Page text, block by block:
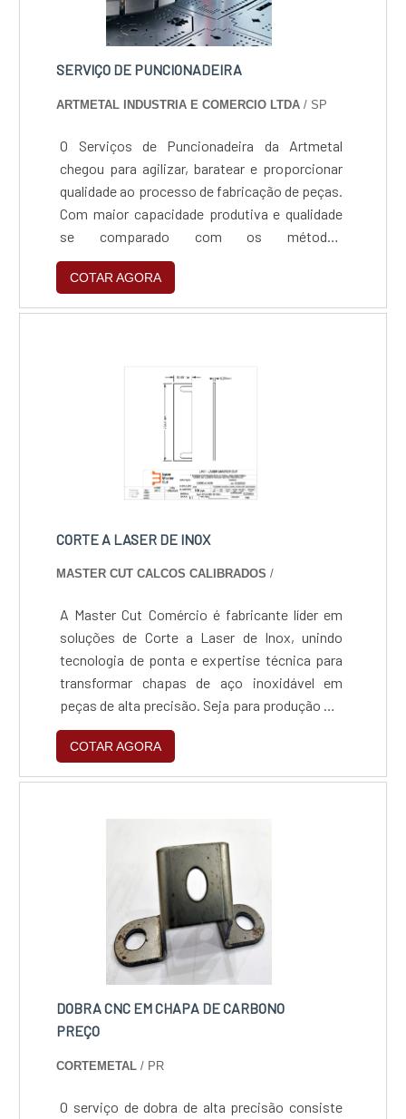
SERVIÇO DE PUNCIONADEIRA
ARTMETAL INDUSTRIA E COMERCIO LTDA / SP
O Serviços de Puncionadeira da Artmetal
chegou para agilizar, baratear e proporcionar
qualidade ao processo de fabricação de peças.
Com maior capacidade produtiva e qualidade
se comparado com os métodos
convencionais de corte, furação e
conformação. A máquina hoje consegue
atender um número maior de clientes, com
parceiro de peso para construção de
ferramentas especiais, assim podemos fazer
praticamente todos os tipos de peças, desde
repuxos complexos.
COTAR AGORA
CORTE A LASER DE INOX
MASTER CUT CALCOS CALIBRADOS /
A Master Cut Comércio é fabricante líder em
soluções de Corte a Laser de Inox, unindo
tecnologia de ponta e expertise técnica para
transformar chapas de aço inoxidável em
peças de alta precisão. Seja para produção em
série ou projetos personalizados, entregamos
confiabilidade e acabamento premium,
garantindo que sua indústria opere com o que
metais.
COTAR AGORA
DOBRA CNC EM CHAPA DE CARBONO
PREÇO
CORTEMETAL / PR
O serviço de dobra de alta precisão consiste